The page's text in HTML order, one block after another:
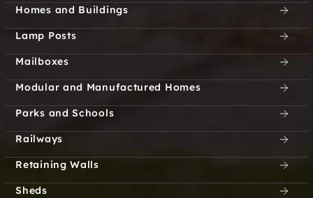
Homes and Buildings
Lamp Posts
Mailboxes
Modular and Manufactured Homes
Parks and Schools
Railways
Retaining Walls
Sheds